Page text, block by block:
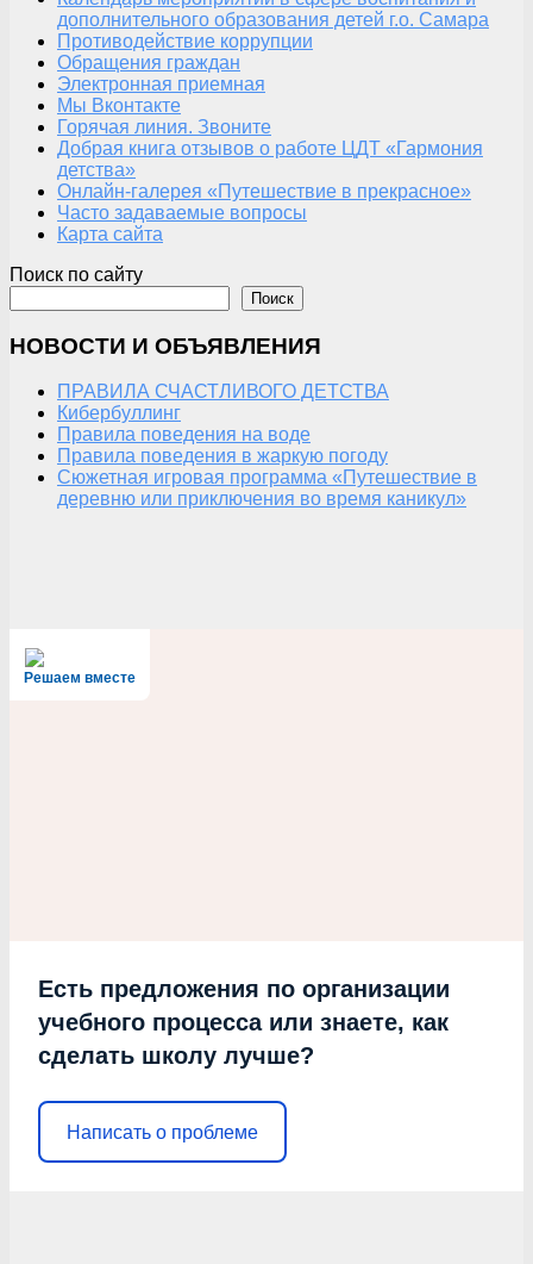
дополнительного образования детей г.о. Самара
Противодействие коррупции
Обращения граждан
Электронная приемная
Мы Вконтакте
Горячая линия. Звоните
Добрая книга отзывов о работе ЦДТ «Гармония
детства»
Онлайн-галерея «Путешествие в прекрасное»
Часто задаваемые вопросы
Карта сайта
Поиск по сайту
Поиск
НОВОСТИ И ОБЪЯВЛЕНИЯ
ПРАВИЛА СЧАСТЛИВОГО ДЕТСТВА
Кибербуллинг
Правила поведения на воде
Правила поведения в жаркую погоду
Сюжетная игровая программа «Путешествие в
деревню или приключения во время каникул»
Решаем вместе
Есть предложения по организации
учебного процесса или знаете, как
сделать школу лучше?
Написать о проблеме